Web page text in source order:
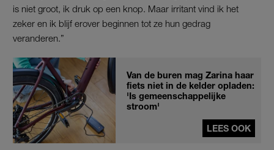
is niet groot, ik druk op een knop. Maar irritant vind ik het
zeker en ik blijf erover beginnen tot ze hun gedrag
veranderen.”
Van de buren mag Zarina haar
fiets niet in de kelder opladen:
'Is gemeenschappelijke
stroom'
LEES OOK